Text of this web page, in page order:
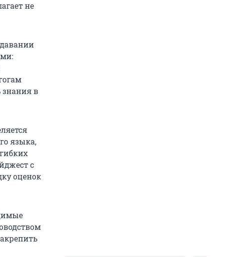
не
в
языка,
с
оценок